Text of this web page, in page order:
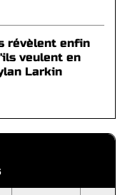
révèlent enfin
veulent en
Larkin